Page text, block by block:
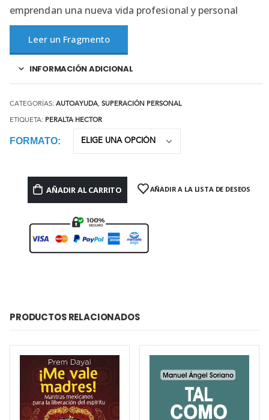
emprendan una nueva vida profesional y personal
Leer un Fragmento
INFORMACIÓN ADICIONAL
CATEGORÍAS: AUTOAYUDA, SUPERACIÓN PERSONAL
ETIQUETA: PERALTA HECTOR
FORMATO
AÑADIR AL CARRITO AÑADIR A LA LISTA DE DESEOS
PRODUCTOS RELACIONADOS